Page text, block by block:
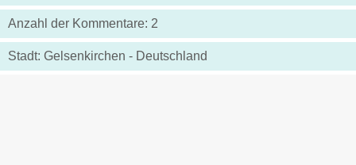
Anzahl der Kommentare: 2
Stadt: Gelsenkirchen - Deutschland